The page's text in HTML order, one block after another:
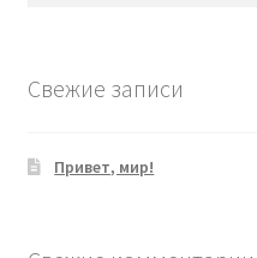
Свежие записи
Привет, мир!